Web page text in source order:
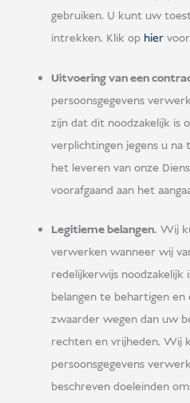
gebruiken. U kunt uw
intrekken. Klik op hier
Uitvoering van een
persoonsgegevens
zijn dat dit noodzakelijk is
verplichtingen jegens u
het leveren van onze
voorafgaand aan het
Legitieme belangen. Wij
verwerken wanneer wij
redelijkerwijs noodzakelijk
belangen te behartigen
zwaarder wegen dan uw
rechten en vrijheden. Wij
persoonsgegevens
beschreven doeleinden